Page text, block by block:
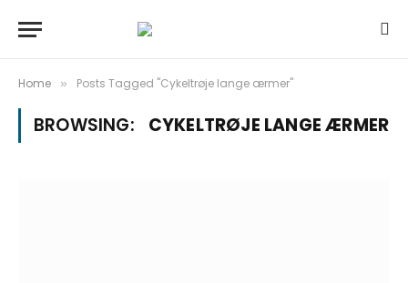
Home » Posts Tagged "Cykeltrøje lange ærmer"
BROWSING: CYKELTRØJE LANGE ÆRMER